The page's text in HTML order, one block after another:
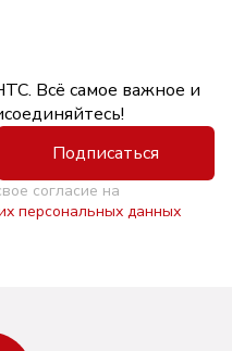
Всё самое важное и
Подписаться
согласие на
персональных данных